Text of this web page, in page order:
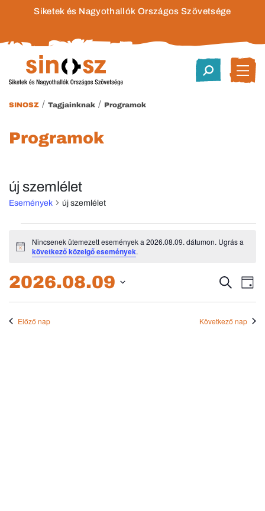
Siketek és Nagyothallók Országos Szövetsége
SINOSZ / Tagjainknak / Programok
Programok
új szemlélet
Események új szemlélet
Események
for
2026.08.09.
Notice
Nincsenek ütemezett események a 2026.08.09. dátumon. Ugrás a
következő közelgő események.
és
Keresett
kifejezés
Nap
2026.08.09
Előző nap
Következő nap